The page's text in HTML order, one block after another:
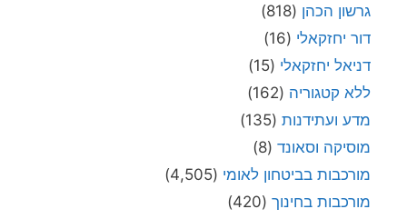
גרשון הכהן (818)
דור יחזקאלי (16)
דניאל יחזקאלי (15)
ללא קטגוריה (162)
מדע ועתידנות (135)
מוסיקה וסאונד (8)
מורכבות בביטחון לאומי (4,505)
מורכבות בחינוך (420)